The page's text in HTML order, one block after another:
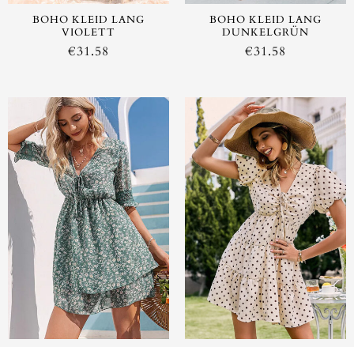
BOHO KLEID LANG
VIOLETT
€31.58
BOHO KLEID LANG
DUNKELGRÜN
€31.58